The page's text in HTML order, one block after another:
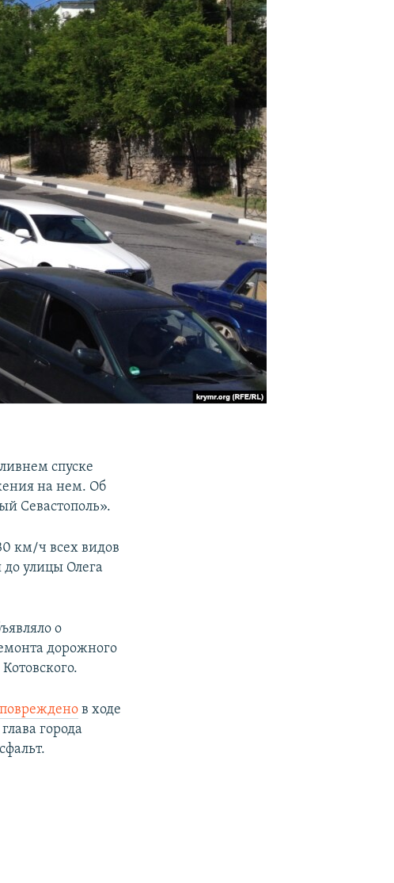
спуске
на нем. Об
Севастополь».
км/ч всех видов
до улицы Олега
о
дорожного
в ходе
города